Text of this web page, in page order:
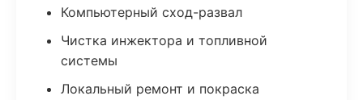
Компьютерный сход-развал
Чистка инжектора и топливной
системы
Локальный ремонт и покраска